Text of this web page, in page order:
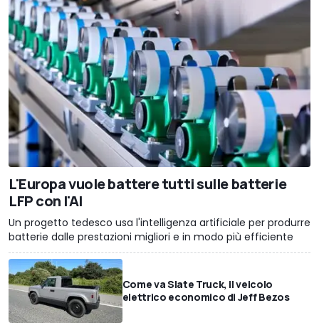
L'Europa vuole battere tutti sulle batterie
LFP con l'AI
Un progetto tedesco usa l'intelligenza artificiale per produrre
batterie dalle prestazioni migliori e in modo più efficiente
Come va Slate Truck, il veicolo
elettrico economico di Jeff Bezos